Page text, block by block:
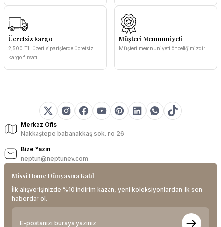
Ücretsiz Kargo
2,500 TL üzeri siparişlerde ücretsiz
kargo fırsatı.
Müşteri Memnuniyeti
Müşteri memnuniyeti önceliğimizdir.
Merkez Ofis
Nakkaştepe babanakkaş sok. no 26
Bize Yazın
neptun@neptunev.com
Missi Home Dünyasına Katıl
İlk alışverişinizde %10 indirim kazan, yeni koleksiyonlardan ilk sen
haberdar ol.